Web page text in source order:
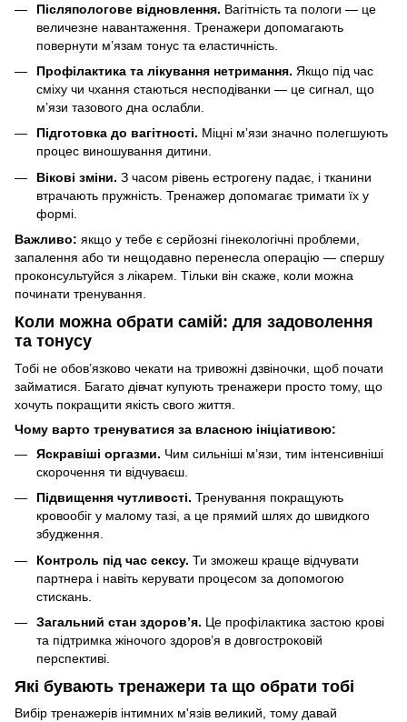
Післяпологове відновлення. Вагітність та пологи — це
величезне навантаження. Тренажери допомагають
повернути м’язам тонус та еластичність.
Профілактика та лікування нетримання. Якщо під час
сміху чи чхання стаються несподіванки — це сигнал, що
м’язи тазового дна ослабли.
Підготовка до вагітності. Міцні м’язи значно полегшують
процес виношування дитини.
Вікові зміни. З часом рівень естрогену падає, і тканини
втрачають пружність. Тренажер допомагає тримати їх у
формі.
Важливо: якщо у тебе є серйозні гінекологічні проблеми,
запалення або ти нещодавно перенесла операцію — спершу
проконсультуйся з лікарем. Тільки він скаже, коли можна
починати тренування.
Коли можна обрати самій: для задоволення
та тонусу
Тобі не обов’язково чекати на тривожні дзвіночки, щоб почати
займатися. Багато дівчат купують тренажери просто тому, що
хочуть покращити якість свого життя.
Чому варто тренуватися за власною ініціативою:
Яскравіші оргазми. Чим сильніші м’язи, тим інтенсивніші
скорочення ти відчуваєш.
Підвищення чутливості. Тренування покращують
кровообіг у малому тазі, а це прямий шлях до швидкого
збудження.
Контроль під час сексу. Ти зможеш краще відчувати
партнера і навіть керувати процесом за допомогою
стискань.
Загальний стан здоров’я. Це профілактика застою крові
та підтримка жіночого здоров’я в довгостроковій
перспективі.
Які бувають тренажери та що обрати тобі
Вибір тренажерів інтимних м'язів великий, тому давай